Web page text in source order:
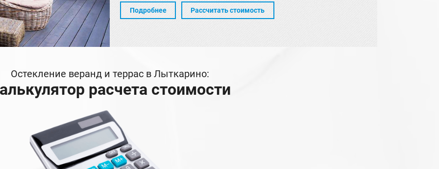
Подробнее Рассчитать стоимость
Остекление веранд и террас в Лыткарино:
расчета стоимости